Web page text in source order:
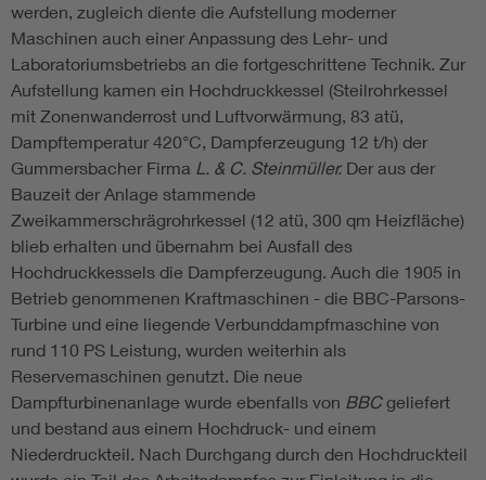
werden, zugleich diente die Aufstellung moderner
Maschinen auch einer Anpassung des Lehr- und
Laboratoriumsbetriebs an die fortgeschrittene Technik. Zur
Aufstellung kamen ein Hochdruckkessel (Steilrohrkessel
mit Zonenwanderrost und Luftvorwärmung, 83 atü,
Dampftemperatur 420°C, Dampferzeugung 12 t/h) der
Gummersbacher Firma L. & C. Steinmüller. Der aus der
Bauzeit der Anlage stammende
Zweikammerschrägrohrkessel (12 atü, 300 qm Heizfläche)
blieb erhalten und übernahm bei Ausfall des
Hochdruckkessels die Dampferzeugung. Auch die 1905 in
Betrieb genommenen Kraftmaschinen - die BBC-Parsons-
Turbine und eine liegende Verbunddampfmaschine von
rund 110 PS Leistung, wurden weiterhin als
Reservemaschinen genutzt. Die neue
Dampfturbinenanlage wurde ebenfalls von BBCgeliefert
und bestand aus einem Hochdruck- und einem
Niederdruckteil. Nach Durchgang durch den Hochdruckteil